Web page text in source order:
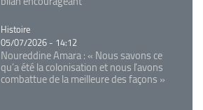
Catégorie
Histoire
05/07/2026 - 14:12
Noureddine Amara : « Nous savons ce
qu’a été la colonisation et nous l’avons
combattue de la meilleure des façons »